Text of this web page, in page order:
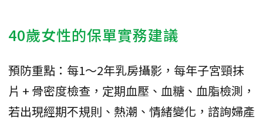
40歲女性的保單實務建議
預防重點：每1～2年乳房攝影，每年子宮頸抹
片 + 骨密度檢查，定期血壓、血糖、血脂檢測，
若出現經期不規則、熱潮、情緒變化，諮詢婦產